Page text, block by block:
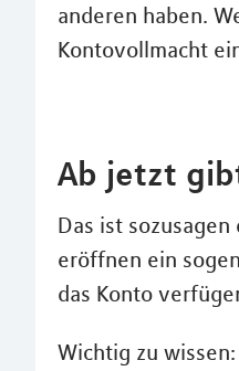
anderen haben.
Kontovollmacht
Ab jetzt
Das ist
eröffnen ein
das Konto
Wichtig zu